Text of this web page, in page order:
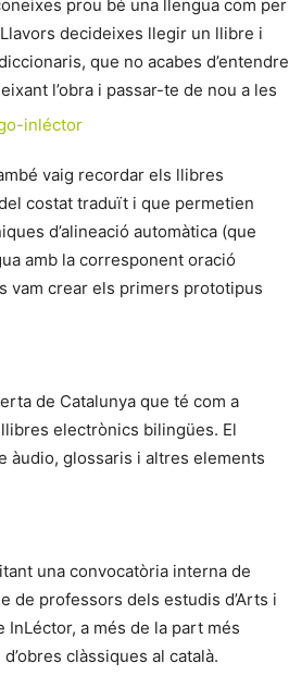
prou bé una llengua com per
decideixes llegir un llibre i
que no acabes d’entendre
l’obra i passar-te de nou a les
vaig recordar els llibres
costat traduït i que permetien
d’alineació automàtica (que
amb la corresponent oració
vam crear els primers prototipus
de Catalunya que té com a
electrònics bilingües. El
àudio, glossaris i altres elements
una convocatòria interna de
de professors dels estudis d’Arts i
a més de la part més
clàssiques al català.